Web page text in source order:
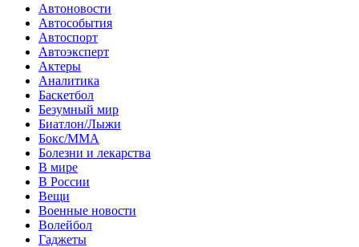
Автоновости
Автособытия
Автоспорт
Автоэксперт
Актеры
Аналитика
Баскетбол
Безумный мир
Биатлон/Лыжи
Бокс/MMA
Болезни и лекарства
В мире
В России
Вещи
Военные новости
Волейбол
Гаджеты